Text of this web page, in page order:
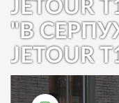
JETOUR
"В
JETOUR